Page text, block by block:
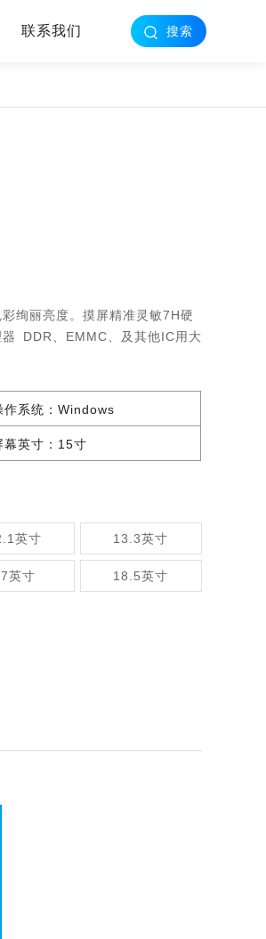
联系我们 搜索
绚丽亮度。摸屏精准灵敏7H硬
DDR、EMMC、及其他IC用大
作系统：Windows
幕英寸：15寸
英寸 13.3英寸
英寸 18.5英寸